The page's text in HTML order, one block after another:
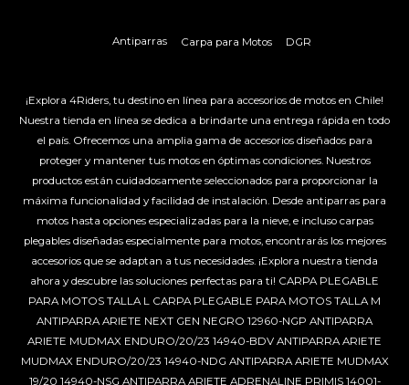
Antiparras Carpa para Motos DGR
¡Explora 4Riders, tu destino en línea para accesorios de motos en Chile!
Nuestra tienda en línea se dedica a brindarte una entrega rápida en todo
el país. Ofrecemos una amplia gama de accesorios diseñados para
proteger y mantener tus motos en óptimas condiciones. Nuestros
productos están cuidadosamente seleccionados para proporcionar la
máxima funcionalidad y facilidad de instalación. Desde antiparras para
motos hasta opciones especializadas para la nieve, e incluso carpas
plegables diseñadas especialmente para motos, encontrarás los mejores
accesorios que se adaptan a tus necesidades. ¡Explora nuestra tienda
ahora y descubre las soluciones perfectas para ti! CARPA PLEGABLE
PARA MOTOS TALLA L
CARPA PLEGABLE PARA MOTOS TALLA M
ANTIPARRA ARIETE NEXT GEN NEGRO 12960-NGP ANTIPARRA
ARIETE MUDMAX ENDURO/20/23 14940-BDV ANTIPARRA ARIETE
MUDMAX ENDURO/20/23 14940-NDG ANTIPARRA ARIETE MUDMAX
19/20 14940-NSG ANTIPARRA ARIETE ADRENALINE PRIMIS 14001-